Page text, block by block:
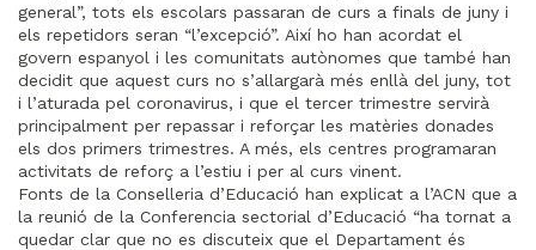
general”, tots els escolars passaran de curs a finals de juny i
els repetidors seran “l’excepció”. Així ho han acordat el
govern espanyol i les comunitats autònomes que també han
decidit que aquest curs no s’allargarà més enllà del juny, tot
i l’aturada pel coronavirus, i que el tercer trimestre servirà
principalment per repassar i reforçar les matèries donades
els dos primers trimestres. A més, els centres programaran
activitats de reforç a l’estiu i per al curs vinent.
Fonts de la Conselleria d’Educació han explicat a l’ACN que a
la reunió de la Conferencia sectorial d’Educació “ha tornat a
quedar clar que no es discuteix que el Departament és